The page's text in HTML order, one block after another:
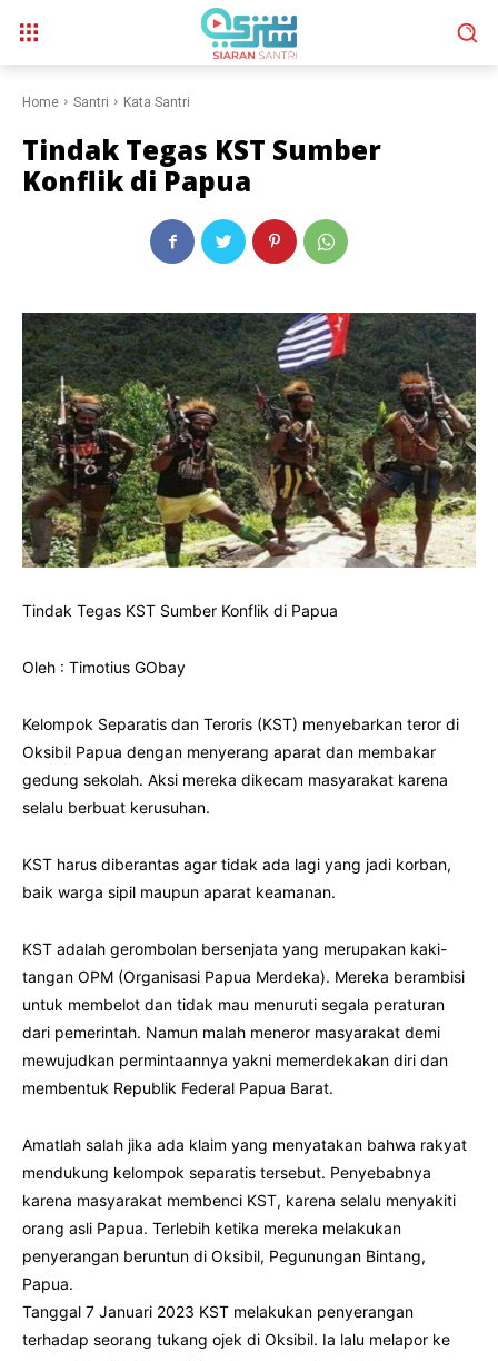
Home Santri Kata Santri
Tindak Tegas KST Sumber
Konflik di Papua
Tindak Tegas KST Sumber Konflik di Papua
Oleh : Timotius GObay
Kelompok Separatis dan Teroris (KST) menyebarkan teror di
Oksibil Papua dengan menyerang aparat dan membakar
gedung sekolah. Aksi mereka dikecam masyarakat karena
selalu berbuat kerusuhan.
KST harus diberantas agar tidak ada lagi yang jadi korban,
baik warga sipil maupun aparat keamanan.
KST adalah gerombolan bersenjata yang merupakan kaki-
tangan OPM (Organisasi Papua Merdeka). Mereka berambisi
untuk membelot dan tidak mau menuruti segala peraturan
dari pemerintah. Namun malah meneror masyarakat demi
mewujudkan permintaannya yakni memerdekakan diri dan
membentuk Republik Federal Papua Barat.
Amatlah salah jika ada klaim yang menyatakan bahwa rakyat
mendukung kelompok separatis tersebut. Penyebabnya
karena masyarakat membenci KST, karena selalu menyakiti
orang asli Papua. Terlebih ketika mereka melakukan
penyerangan beruntun di Oksibil, Pegunungan Bintang,
Papua.
Tanggal 7 Januari 2023 KST melakukan penyerangan
terhadap seorang tukang ojek di Oksibil. Ia lalu melapor ke